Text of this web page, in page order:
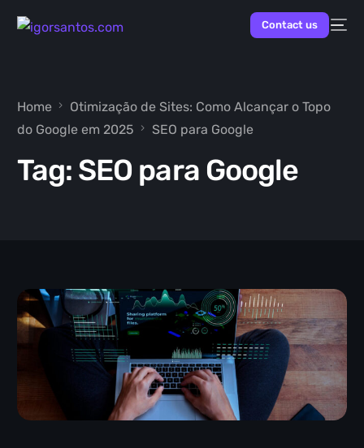
Contact us
Home
Otimização de Sites: Como Alcançar o Topo
do Google em 2025
SEO para Google
Tag: SEO para Google